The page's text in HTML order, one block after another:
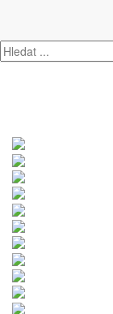
Selection